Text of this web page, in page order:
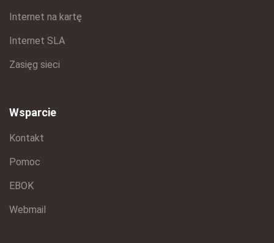
Internet na kartę
Internet SLA
Zasięg sieci
Wsparcie
Kontakt
Pomoc
EBOK
Webmail